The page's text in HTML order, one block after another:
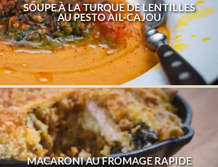
SOUPE À LA TURQUE DE LENTILLES
AU PESTO AIL-CAJOU
MACARONI AU FROMAGE RAPIDE